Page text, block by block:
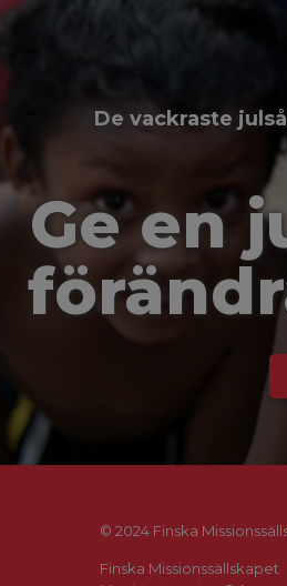
De vackraste
Ge en
© 2024 Finska
Finska Missionssällskapet